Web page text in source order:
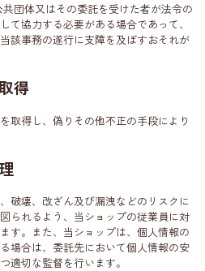
共団体又はその委託を受けた者が法令の
て協力する必要がある場合であって、
該事務の遂行に支障を及ぼすおそれが
得
取得し、偽りその他不正の手段により
破壊、改ざん及び漏洩などのリスクに
られるよう、当ショップの従業員に対
す。また、当ショップは、個人情報の
場合は、委託先において個人情報の安
適切な監督を行います。